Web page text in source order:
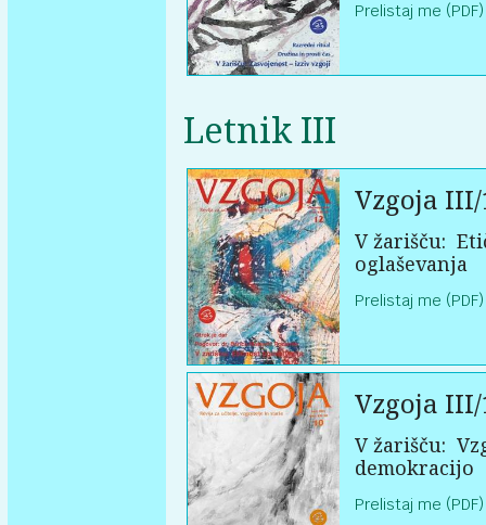
Prelistaj me (PDF)
Letnik III
Vzgoja III/
V žarišču:
oglaševanja
Prelistaj me (PDF)
Vzgoja III/
V žarišču:
demokracijo
Prelistaj me (PDF)